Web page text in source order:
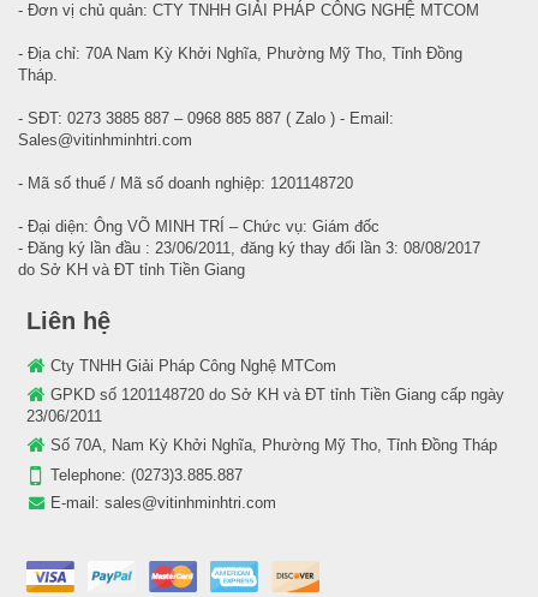
- Đơn vị chủ quản: CTY TNHH GIẢI PHÁP CÔNG NGHỆ MTCOM
- Địa chỉ: 70A Nam Kỳ Khởi Nghĩa, Phường Mỹ Tho, Tỉnh Đồng
Tháp.
- SĐT: 0273 3885 887 – 0968 885 887 ( Zalo ) - Email:
Sales@vitinhminhtri.com
- Mã số thuế / Mã số doanh nghiệp: 1201148720
- Đại diện: Ông VÕ MINH TRÍ – Chức vụ: Giám đốc
- Đăng ký lần đầu : 23/06/2011, đăng ký thay đổi lần 3: 08/08/2017
do Sở KH và ĐT tỉnh Tiền Giang
Liên hệ
Cty TNHH Giải Pháp Công Nghệ MTCom
GPKD số 1201148720 do Sở KH và ĐT tỉnh Tiền Giang cấp ngày
23/06/2011
Số 70A, Nam Kỳ Khởi Nghĩa, Phường Mỹ Tho, Tỉnh Đồng Tháp
Telephone: (0273)3.885.887
E-mail: sales@vitinhminhtri.com